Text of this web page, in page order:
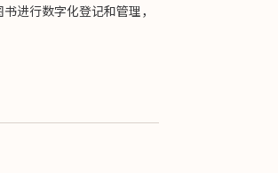
进行数字化登记和管理，